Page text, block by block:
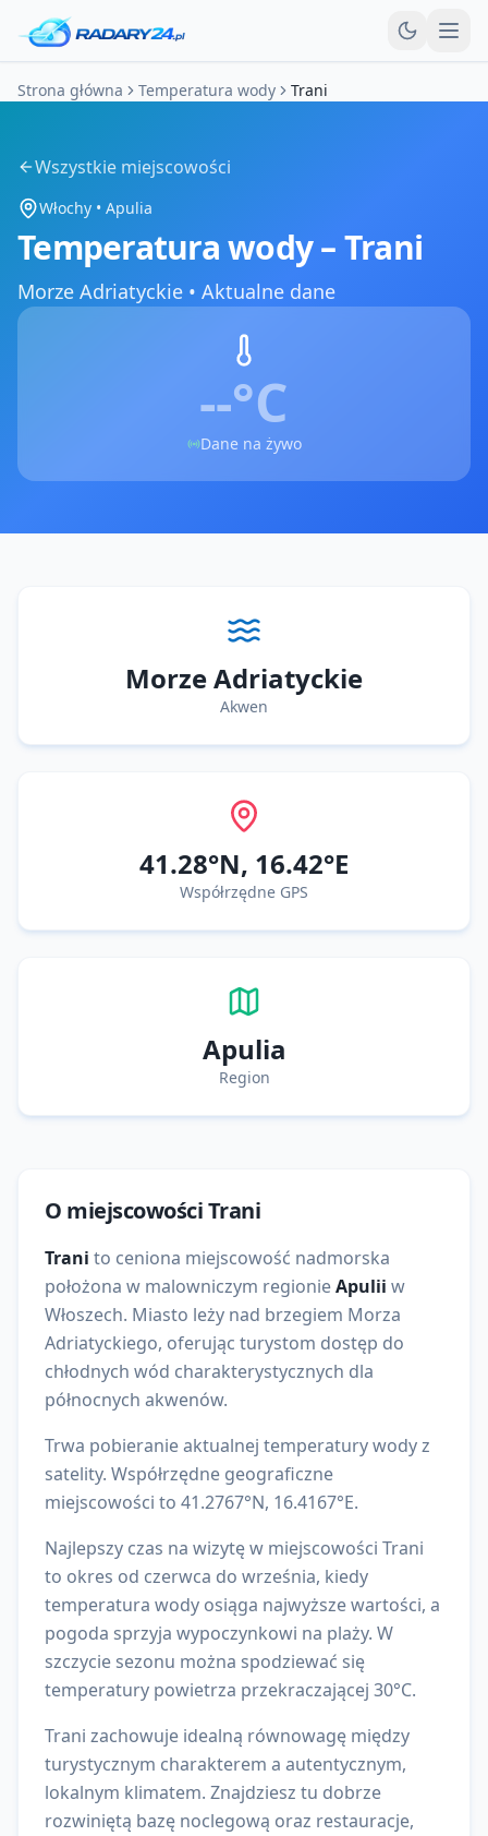
Strona główna Temperatura wody Trani
Wszystkie miejscowości
Włochy • Apulia
Temperatura wody –Trani
Morze Adriatyckie • Aktualne dane
--°C
Dane na żywo
Morze Adriatyckie
Akwen
41.28°N, 16.42°E
Współrzędne GPS
Apulia
Region
O miejscowościTrani
Trani to ceniona miejscowość nadmorska
położona w malowniczym regionieApulii w
Włoszech. Miasto leży nad brzegiem Morza
Adriatyckiego, oferując turystom dostęp do
chłodnych wód charakterystycznych dla
północnych akwenów.
Trwa pobieranie aktualnej temperatury wody z
satelity. Współrzędne geograficzne
miejscowości to 41.2767°N, 16.4167°E.
Najlepszy czas na wizytę w miejscowości Trani
to okres od czerwca do września, kiedy
temperatura wody osiąga najwyższe wartości, a
pogoda sprzyja wypoczynkowi na plaży. W
szczycie sezonu można spodziewać się
temperatury powietrza przekraczającej 30°C.
Trani zachowuje idealną równowagę między
turystycznym charakterem a autentycznym,
lokalnym klimatem. Znajdziesz tu dobrze
rozwiniętą bazę noclegową oraz restauracje,